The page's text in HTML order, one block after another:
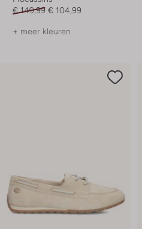
€ 149,99 € 104,99
+ meer kleuren